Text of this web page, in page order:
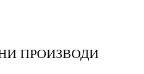
ПРОИЗВОДИ